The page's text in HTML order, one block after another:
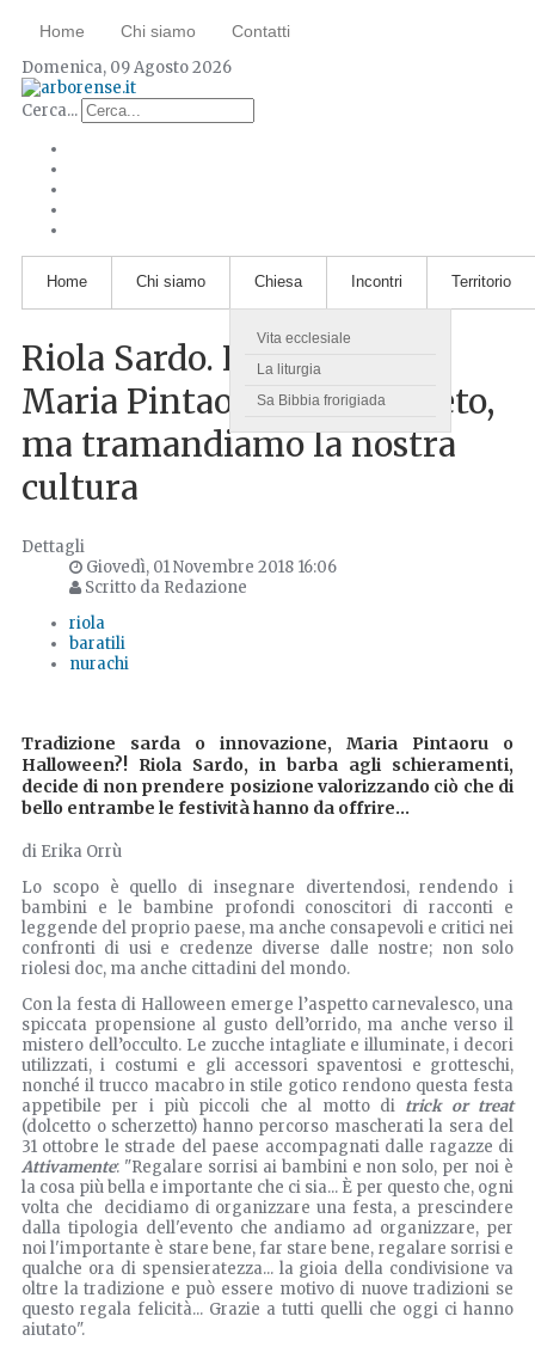
Home Chi siamo Contatti
Domenica, 09 Agosto 2026
Cerca...
Home Chi siamo Chiesa
Vita ecclesiale
La liturgia
Sa Bibbia frorigiada
Incontri Territorio
Riola Sardo. Halloween o
Maria Pintaoru? Nessun veto,
ma tramandiamo la nostra
cultura
Dettagli
Giovedì, 01 Novembre 2018 16:06
Scritto da Redazione
riola
baratili
nurachi
Tradizione sarda o innovazione, Maria Pintaoru o
Halloween?! Riola Sardo, in barba agli schieramenti,
decide di non prendere posizione valorizzando ciò che di
bello entrambe le festività hanno da offrire...
di Erika Orrù
Lo scopo è quello di insegnare divertendosi, rendendo i
bambini e le bambine profondi conoscitori di racconti e
leggende del proprio paese, ma anche consapevoli e critici nei
confronti di usi e credenze diverse dalle nostre; non solo
riolesi doc, ma anche cittadini del mondo.
Con la festa di Halloween emerge l’aspetto carnevalesco, una
spiccata propensione al gusto dell’orrido, ma anche verso il
mistero dell’occulto. Le zucche intagliate e illuminate, i decori
utilizzati, i costumi e gli accessori spaventosi e grotteschi,
nonché il trucco macabro in stile gotico rendono questa festa
appetibile per i più piccoli che al motto di trick or treat
(dolcetto o scherzetto) hanno percorso mascherati la sera del
31 ottobre le strade del paese accompagnati dalle ragazze di
Attivamente: "Regalare sorrisi ai bambini e non solo, per noi è
la cosa più bella e importante che ci sia... È per questo che, ogni
volta che decidiamo di organizzare una festa, a prescindere
dalla tipologia dell'evento che andiamo ad organizzare, per
noi l'importante è stare bene, far stare bene, regalare sorrisi e
qualche ora di spensieratezza... la gioia della condivisione va
oltre la tradizione e può essere motivo di nuove tradizioni se
questo regala felicità... Grazie a tutti quelli che oggi ci hanno
aiutato".